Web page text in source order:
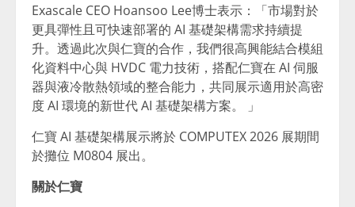
Exascale CEO Hoansoo Lee博士表示：「市場對於
更具彈性且可快速部署的 AI 基礎架構需求持續提
升。透過此次與仁寶的合作，我們很高興能結合模組
化資料中心與 HVDC 電力技術，搭配仁寶在 AI 伺服
器與液冷散熱領域的整合能力，共同展示適用於高密
度 AI 環境的新世代 AI 基礎架構方案。 」
仁寶 AI 基礎架構展示將於 COMPUTEX 2026 展期間
於攤位 M0804 展出。
關於仁寶